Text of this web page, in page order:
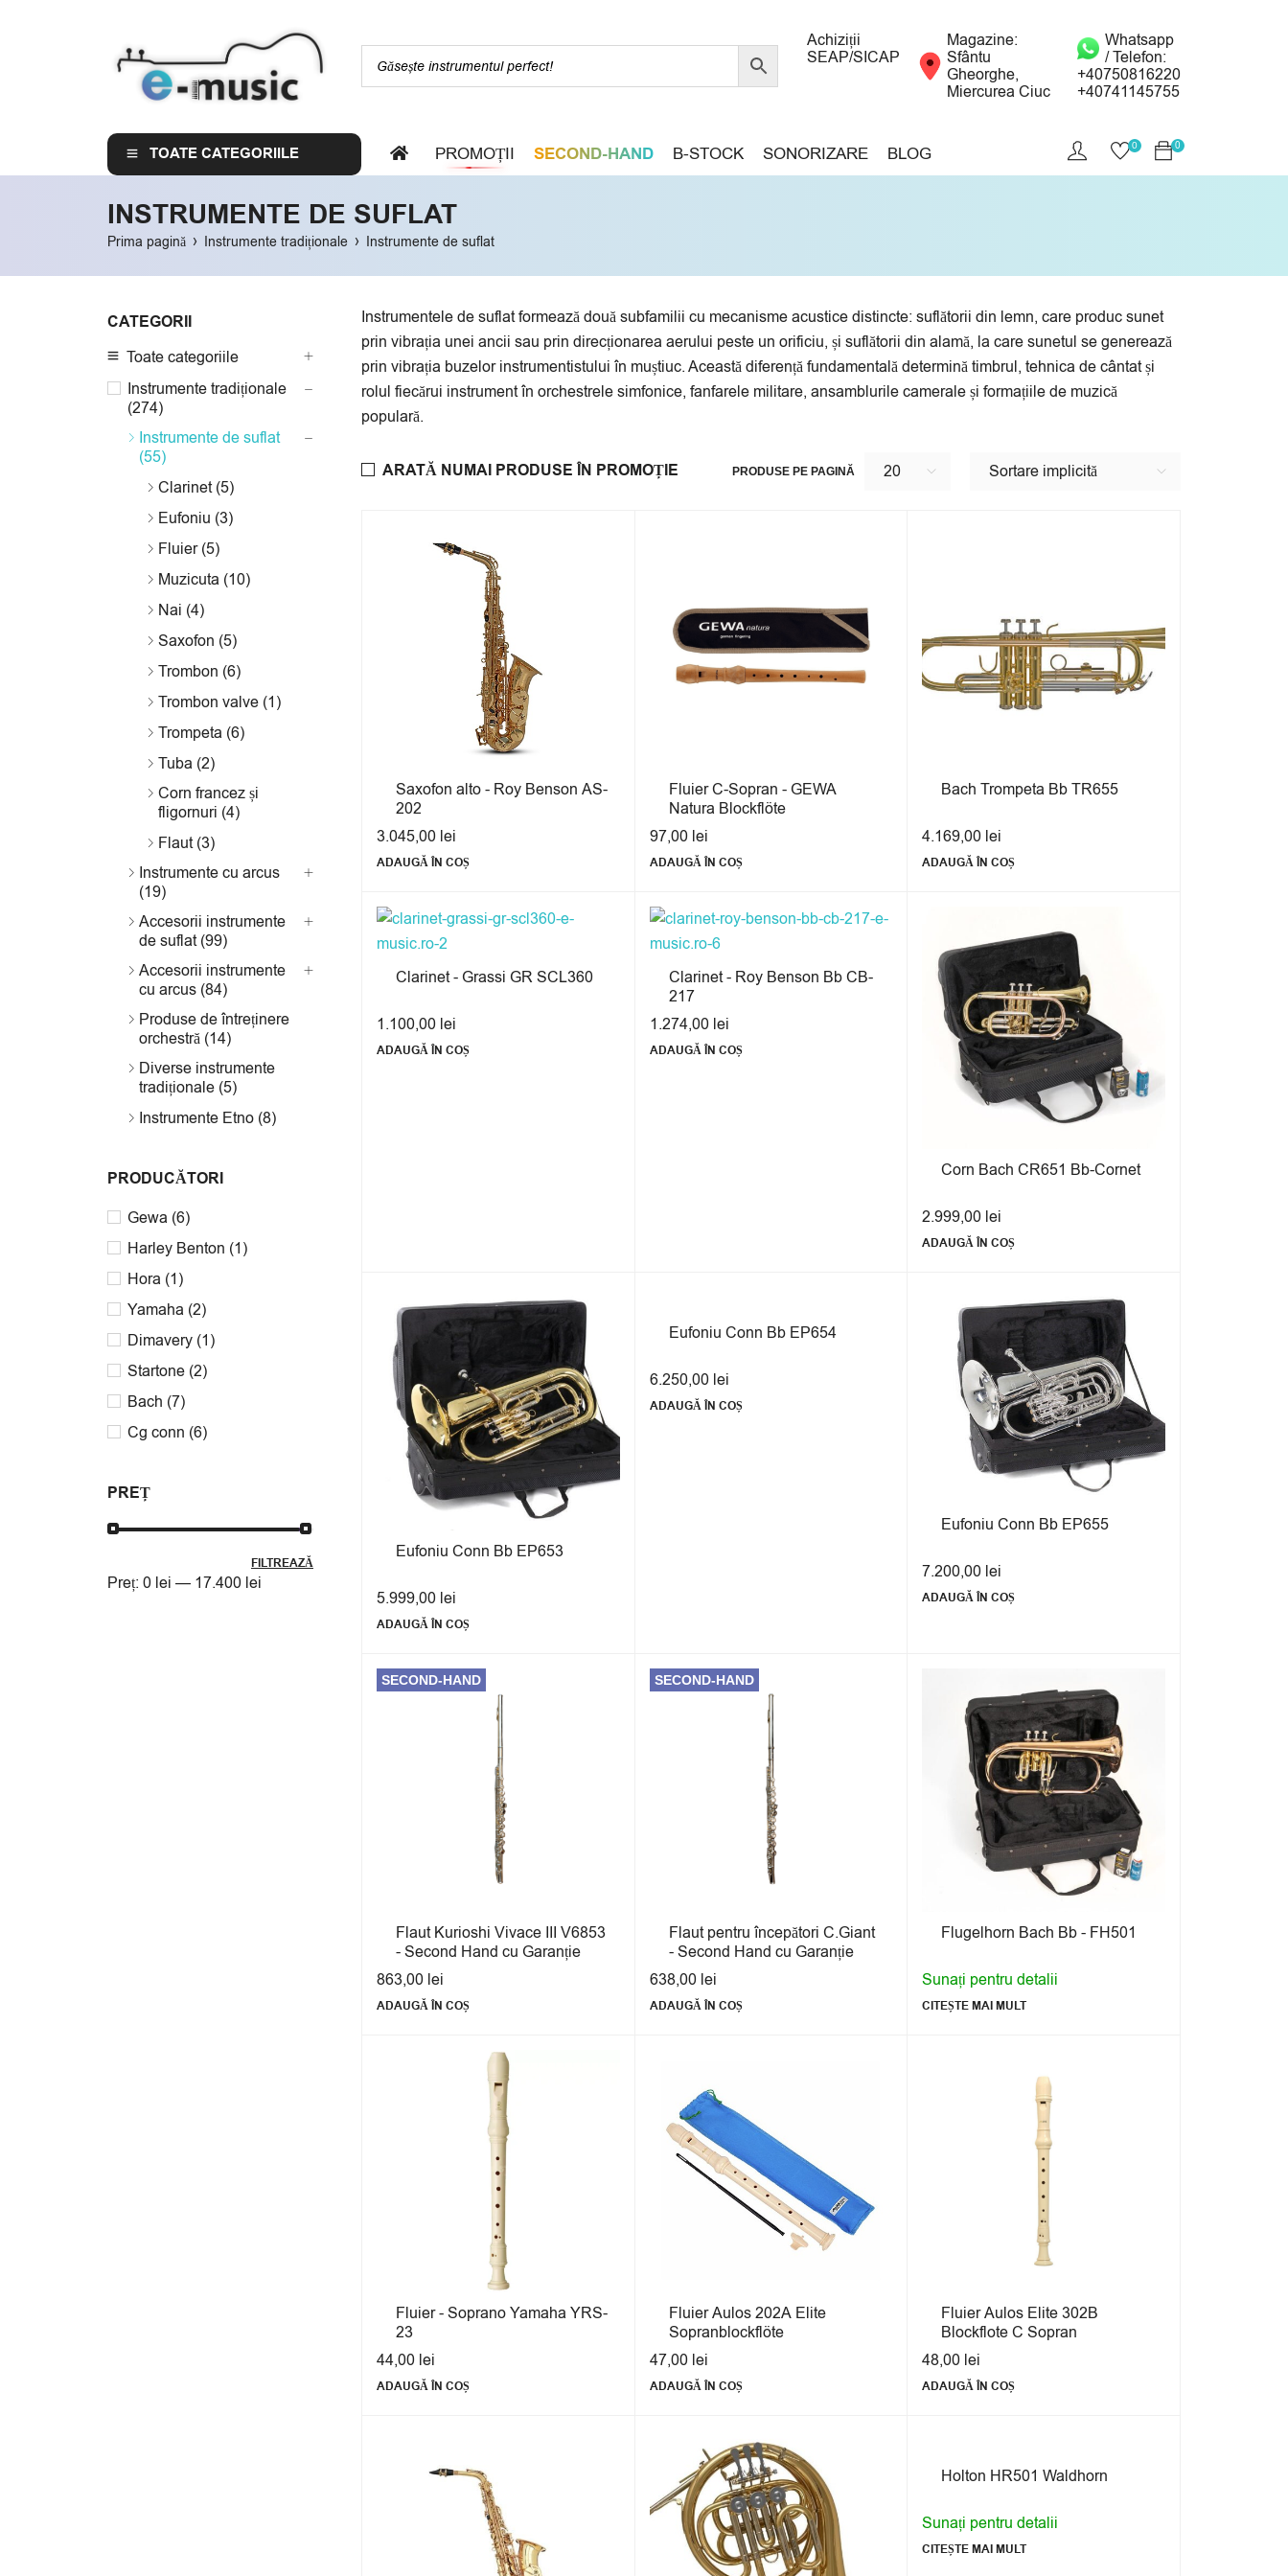
Achiziții
SEAP/SICAP
Magazine:
Sfântu
Gheorghe,
Miercurea Ciuc
Whatsapp
/ Telefon:
+40750816220
+40741145755
TOATE CATEGORIILE PROMOȚII SECOND-HAND B-STOCK SONORIZARE BLOG 0
0
INSTRUMENTE DE SUFLAT
Prima pagină › Instrumente tradiționale › Instrumente de suflat
Instrumentele de suflat formează două subfamilii cu mecanisme acustice distincte: suflătorii din lemn, care produc sunet
prin vibrația unei ancii sau prin direcționarea aerului peste un orificiu, și suflătorii din alamă, la care sunetul se generează
prin vibrația buzelor instrumentistului în muștiuc. Această diferență fundamentală determină timbrul, tehnica de cântat și
rolul fiecărui instrument în orchestrele simfonice, fanfarele militare, ansamblurile camerale și formațiile de muzică
populară.
CATEGORII
Toate categoriile
Instrumente tradiționale
(274)
Instrumente de suflat
(55)
Clarinet (5)
Eufoniu (3)
Fluier (5)
Muzicuta (10)
Nai (4)
Saxofon (5)
Trombon (6)
Trombon valve (1)
Trompeta (6)
Tuba (2)
Corn francez și
fligornuri (4)
Flaut (3)
Instrumente cu arcus
(19)
Accesorii instrumente
de suflat (99)
Accesorii instrumente
cu arcus (84)
Produse de întreținere
orchestră (14)
Diverse instrumente
tradiționale (5)
Instrumente Etno (8)
PRODUCĂTORI
Gewa (6)
Harley Benton (1)
Hora (1)
Yamaha (2)
Dimavery (1)
Startone (2)
Bach (7)
Cg conn (6)
Grassi
Walther(3)
Amati (2)
PREȚ
FILTREAZĂ
Preț: 0 lei — 17.400 lei
Sortare implicită
PRODUSE PE PAGINĂ 20
ARATĂ NUMAI PRODUSE ÎN PROMOȚIE
Saxofon alto - Roy Benson AS-
202
3.045,00 lei
ADAUGĂ ÎN COȘ
Fluier C-Sopran - GEWA
Natura Blockflöte
97,00 lei
ADAUGĂ ÎN COȘ
Bach Trompeta Bb TR655
4.169,00 lei
ADAUGĂ ÎN COȘ
Clarinet - Grassi GR SCL360
1.100,00 lei
ADAUGĂ ÎN COȘ
Clarinet - Roy Benson Bb CB-
217
1.274,00 lei
ADAUGĂ ÎN COȘ
Corn Bach CR651 Bb-Cornet
2.999,00 lei
ADAUGĂ ÎN COȘ
Eufoniu Conn Bb EP653
5.999,00 lei
ADAUGĂ ÎN COȘ
Eufoniu Conn Bb EP654
6.250,00 lei
ADAUGĂ ÎN COȘ
Eufoniu Conn Bb EP655
7.200,00 lei
ADAUGĂ ÎN COȘ
SECOND-HAND
Flaut Kurioshi Vivace III V6853
- Second Hand cu Garanție
863,00 lei
ADAUGĂ ÎN COȘ
SECOND-HAND
Flaut pentru începători C.Giant
- Second Hand cu Garanție
638,00 lei
ADAUGĂ ÎN COȘ
Flugelhorn Bach Bb - FH501
Sunați pentru detalii
CITEȘTE MAI MULT
Fluier - Soprano Yamaha YRS-
23
44,00 lei
ADAUGĂ ÎN COȘ
Fluier Aulos 202A Elite
Sopranblockflöte
47,00 lei
ADAUGĂ ÎN COȘ
Fluier Aulos Elite 302B
Blockflote C Sopran
48,00 lei
ADAUGĂ ÎN COȘ
Holton HR501 Waldhorn
Sunați pentru detalii
CITEȘTE MAI MULT